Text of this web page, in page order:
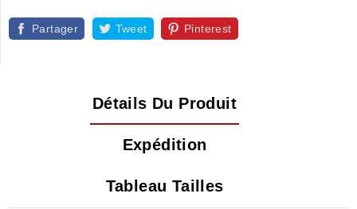
Partager Tweet Pinterest
Détails Du Produit
Expédition
Tableau Tailles